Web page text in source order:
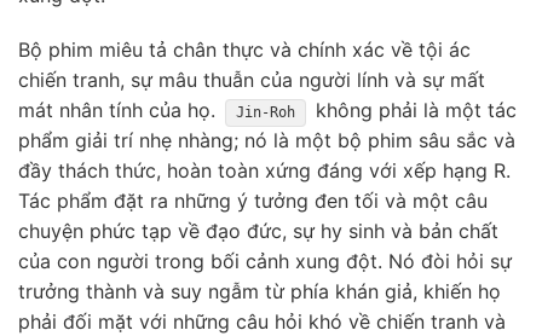
Bộ phim miêu tả chân thực và chính xác về tội ác
chiến tranh, sự mâu thuẫn của người lính và sự mất
mát nhân tính của họ.
Jin-Roh
không phải là một tác
phẩm giải trí nhẹ nhàng; nó là một bộ phim sâu sắc và
đầy thách thức, hoàn toàn xứng đáng với xếp hạng R.
Tác phẩm đặt ra những ý tưởng đen tối và một câu
chuyện phức tạp về đạo đức, sự hy sinh và bản chất
của con người trong bối cảnh xung đột. Nó đòi hỏi sự
trưởng thành và suy ngẫm từ phía khán giả, khiến họ
phải đối mặt với những câu hỏi khó về chiến tranh và